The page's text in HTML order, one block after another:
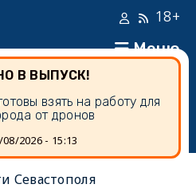
Меню
18+
В ВЫПУСК!
взять на работу для
от дронов
08/2026 - 15:13
Севастополя